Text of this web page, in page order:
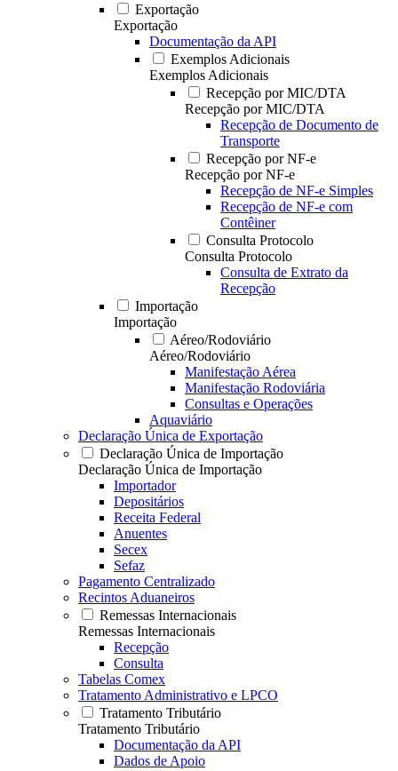
Exportação
Exportação
Documentação da API
Exemplos Adicionais
Exemplos Adicionais
Recepção por MIC/DTA
Recepção por MIC/DTA
Recepção de Documento de
Transporte
Recepção por NF-e
Recepção por NF-e
Recepção de NF-e Simples
Recepção de NF-e com
Contêiner
Consulta Protocolo
Consulta Protocolo
Consulta de Extrato da
Recepção
Importação
Importação
Aéreo/Rodoviário
Aéreo/Rodoviário
Manifestação Aérea
Manifestação Rodoviária
Consultas e Operações
Aquaviário
Declaração Única de Exportação
Declaração Única de Importação
Declaração Única de Importação
Importador
Depositários
Receita Federal
Anuentes
Secex
Sefaz
Pagamento Centralizado
Recintos Aduaneiros
Remessas Internacionais
Remessas Internacionais
Recepção
Consulta
Tabelas Comex
Tratamento Administrativo e LPCO
Tratamento Tributário
Tratamento Tributário
Documentação da API
Dados de Apoio